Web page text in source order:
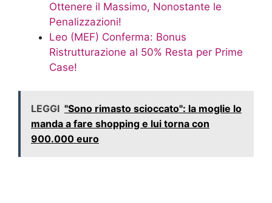
Ottenere il Massimo, Nonostante le
Penalizzazioni!
Leo (MEF) Conferma: Bonus
Ristrutturazione al 50% Resta per Prime
Case!
LEGGI "Sono rimasto scioccato": la moglie lo
manda a fare shopping e lui torna con
900.000 euro